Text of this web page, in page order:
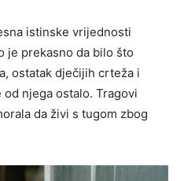
istinske vrijednosti
je prekasno da bilo što
ostatak dječijih crteža i
njega ostalo. Tragovi
da živi s tugom zbog